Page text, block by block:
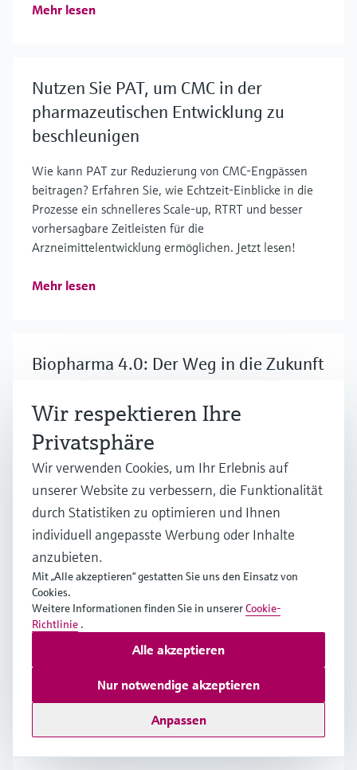
Mehr lesen
Nutzen Sie PAT, um CMC in der
pharmazeutischen Entwicklung zu
beschleunigen
Wie kann PAT zur Reduzierung von CMC-Engpässen
beitragen? Erfahren Sie, wie Echtzeit-Einblicke in die
Prozesse ein schnelleres Scale-up, RTRT und besser
vorhersagbare Zeitleisten für die
Arzneimittelentwicklung ermöglichen. Jetzt lesen!
Mehr lesen
Biopharma 4.0: Der Weg in die Zukunft
Erschließen Sie das Potenzial von Biopharma 4.0 mit
unserem umfassenden Whitepaper. Entdecken Sie
Möglichkeiten für Weiterbildung und
Karriereentwicklung, um sich in der Welt von
Biopharma 4.0 zurechtzufinden. Jetzt lesen!
Mehr lesen
Prinzipien der Raman-Spektroskopie
Erfahren Sie in diesem Überblick über die Raman-
Spektroskopie, wie Sie molekulare Einblicke
gewinnen – mit einer zerstörungsfreien
Echtzeitanalyse für chemische Identifizierung,
Prozesssteuerung und Innovationen in vielen
Wir respektieren Ihre
Privatsphäre
Wir verwenden Cookies, um Ihr Erlebnis auf
unserer Website zu verbessern, die Funktionalität
durch Statistiken zu optimieren und Ihnen
individuell angepasste Werbung oder Inhalte
anzubieten.
Mit „Alle akzeptieren“ gestatten Sie uns den Einsatz von
Cookies.
Weitere Informationen finden Sie in unsererCookie-
Richtlinie .
Anpassen
Nur notwendige akzeptieren
Alle akzeptieren